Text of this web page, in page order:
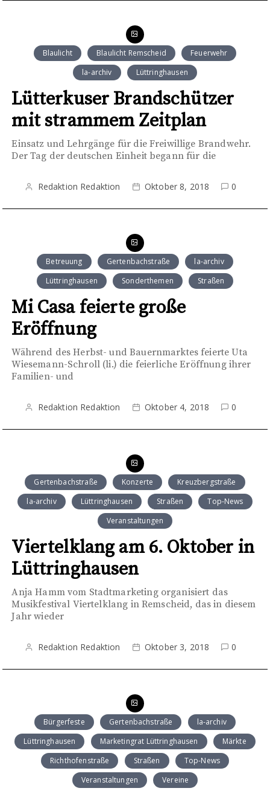
Blaulicht Blaulicht Remscheid
Feuerwehr
la-archiv
Lüttringhausen
Lütterkuser Brandschützer
mit strammem Zeitplan
Einsatz und Lehrgänge für die Freiwillige Brandwehr.
Der Tag der deutschen Einheit begann für die
Redaktion Redaktion Oktober 8, 2018 0
Betreuung Gertenbachstraße
la-archiv
Lüttringhausen
Sonderthemen Straßen
Mi Casa feierte große
Eröffnung
Während des Herbst- und Bauernmarktes feierte Uta
Wiesemann-Schroll (li.) die feierliche Eröffnung ihrer
Familien- und
Redaktion Redaktion Oktober 4, 2018 0
Gertenbachstraße Konzerte
Kreuzbergstraße
la-archiv
Lüttringhausen Straßen
Top-News
Veranstaltungen
Viertelklang am 6. Oktober in
Lüttringhausen
Anja Hamm vom Stadtmarketing organisiert das
Musikfestival Viertelklang in Remscheid, das in diesem
Jahr wieder
Redaktion Redaktion Oktober 3, 2018 0
Bürgerfeste Gertenbachstraße
la-archiv
Lüttringhausen
Marketingrat Lüttringhausen
Märkte
Richthofenstraße
Straßen
Top-News
Veranstaltungen
Vereine